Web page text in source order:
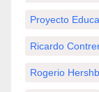
Proyecto
Ricardo
Rogerio